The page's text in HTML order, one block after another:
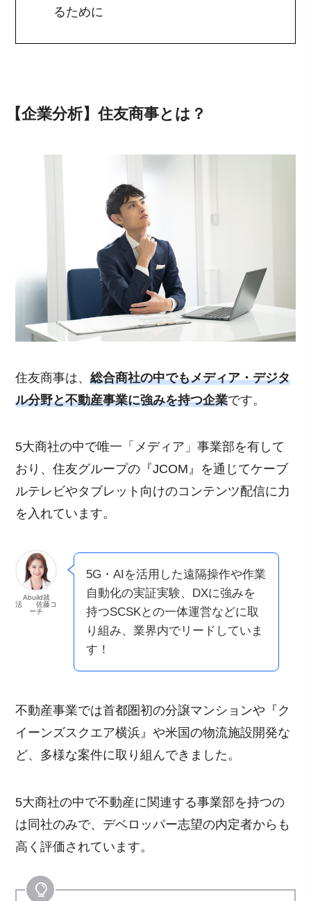
るために
【企業分析】住友商事とは？
住友商事は、総合商社の中でもメディア・デジタ
ル分野と不動産事業に強みを持つ企業です。
5大商社の中で唯一「メディア」事業部を有して
おり、住友グループの『JCOM』を通じてケーブ
ルテレビやタブレット向けのコンテンツ配信に力
を入れています。
Abuild就
活 佐藤コ
ーチ
5G・AIを活用した遠隔操作や作業
自動化の実証実験、DXに強みを
持つSCSKとの一体運営などに取
り組み、業界内でリードしていま
す！
不動産事業では首都圏初の分譲マンションや『ク
イーンズスクエア横浜』や米国の物流施設開発な
ど、多様な案件に取り組んできました。
5大商社の中で不動産に関連する事業部を持つの
は同社のみで、デベロッパー志望の内定者からも
高く評価されています。